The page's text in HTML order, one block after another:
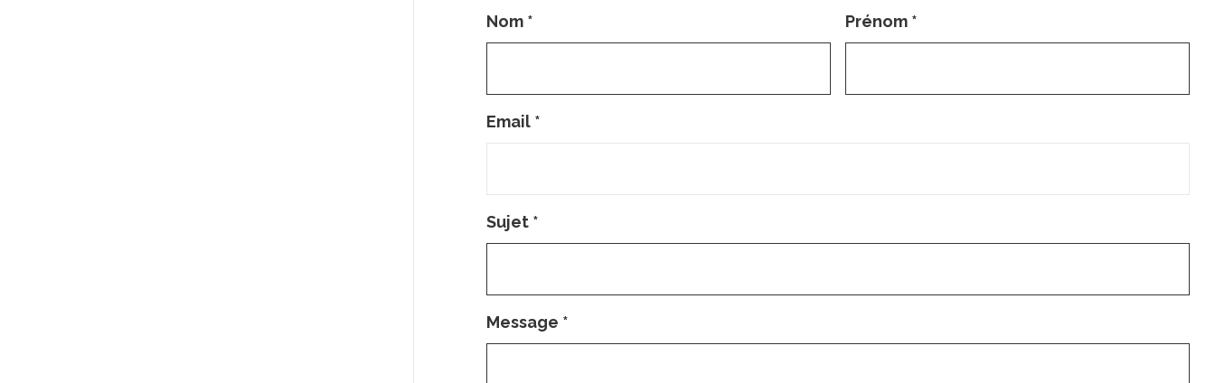
Nom * Prénom *
Email *
Sujet *
Message *